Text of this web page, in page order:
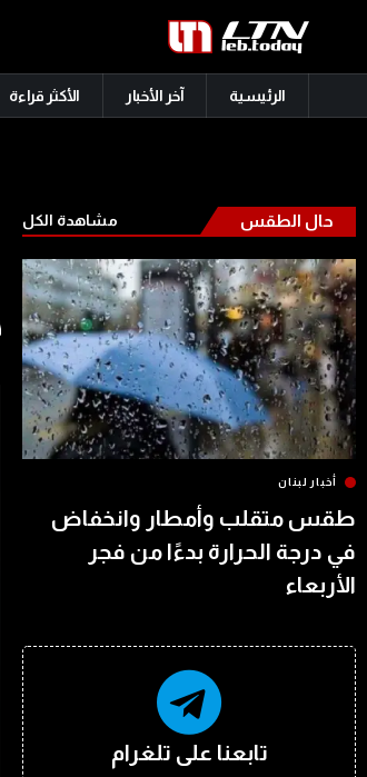
الرئيسية آخر الأخبار الأكثر قراءة
حال الطقس مشاهدة الكل
أخبار لبنان
طقس متقلب وأمطار وانخفاض
في درجة الحرارة بدءًا من فجر
الأربعاء
تابعنا على تلغرام